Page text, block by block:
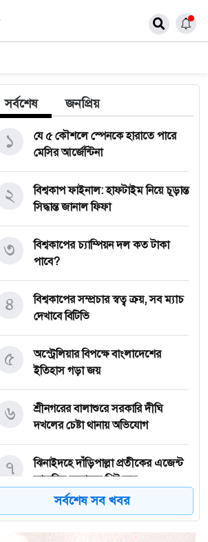
সর্বশেষ জনপ্রিয়
যে ৫ কৌশলে স্পেনকে হারাতে পারে
মেসির আর্জেন্টিনা
১
বিশ্বকাপ ফাইনাল: হাফটাইম নিয়ে চূড়ান্ত
সিদ্ধান্ত জানাল ফিফা
২
বিশ্বকাপের চ্যাম্পিয়ন দল কত টাকা
পাবে?
৩
বিশ্বকাপের সম্প্রচার স্বত্ব ক্রয়, সব ম্যাচ
দেখাবে বিটিভি
৪
অস্ট্রেলিয়ার বিপক্ষে বাংলাদেশের
ইতিহাস গড়া জয়
৫
শ্রীনগরের বালাশুরে সরকারি দীঘি
দখলের চেষ্টা থানায় অভিযোগ
৬
ঝিনাইদহে দাঁড়িপাল্লা প্রতীকের এজেন্ট
স্বাক্ষরিত ফলাফল শিট জব্দ
৭
ত্রয়োদশ জাতীয় নির্বাচন, শান্তিপূর্ণ ও
নিরপেক্ষ হোক
৮
সর্বশেষ সব খবর